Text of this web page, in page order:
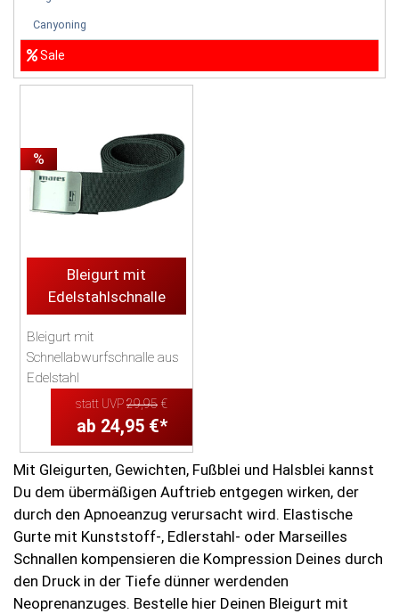
Canyoning
Sale
%
Bleigurt mit
Edelstahlschnalle
Bleigurt mit
Schnellabwurfschnalle aus
Edelstahl
statt UVP29,95 €
ab 24,95 €*
Mit Gleigurten, Gewichten, Fußblei und Halsblei kannst
Du dem übermäßigen Auftrieb entgegen wirken, der
durch den Apnoeanzug verursacht wird. Elastische
Gurte mit Kunststoff-, Edlerstahl- oder Marseilles
Schnallen kompensieren die Kompression Deines durch
den Druck in der Tiefe dünner werdenden
Neoprenanzuges. Bestelle hier Deinen Bleigurt mit